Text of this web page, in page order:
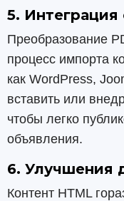
5. Интеграция
Преобразование
процесс импорта
как WordPress,
вставить или
чтобы легко
объявления.
6. Улучшения
Контент HTML